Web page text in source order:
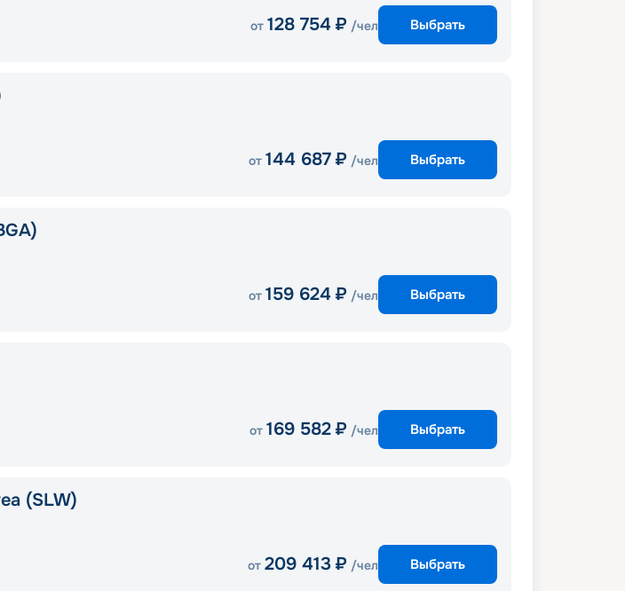
от 128 754 ₽ /чел Выбрать
от 144 687 ₽ /чел Выбрать
от 159 624 ₽ /чел Выбрать
от 169 582 ₽ /чел Выбрать
(SLW)
от 209 413 ₽ /чел Выбрать